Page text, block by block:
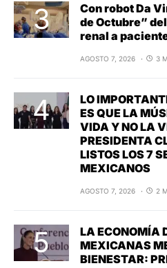
Con robot Da
de Octubre”
renal a
AGOSTO 7, 2026 3
LO
ES QUE LA
VIDA Y NO LA
PRESIDENTA
LISTOS LOS 7
MEXICANOS
AGOSTO 7, 2026 2
LA ECONOMÍA
MEXICANAS
BIENESTAR: